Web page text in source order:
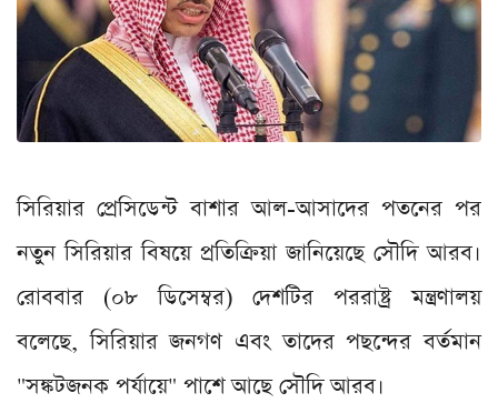
সিরিয়ার প্রেসিডেন্ট বাশার আল-আসাদের পতনের পর
নতুন সিরিয়ার বিষয়ে প্রতিক্রিয়া জানিয়েছে সৌদি আরব।
রোববার (০৮ ডিসেম্বর) দেশটির পররাষ্ট্র মন্ত্রণালয়
বলেছে, সিরিয়ার জনগণ এবং তাদের পছন্দের বর্তমান
"সঙ্কটজনক পর্যায়ে" পাশে আছে সৌদি আরব।